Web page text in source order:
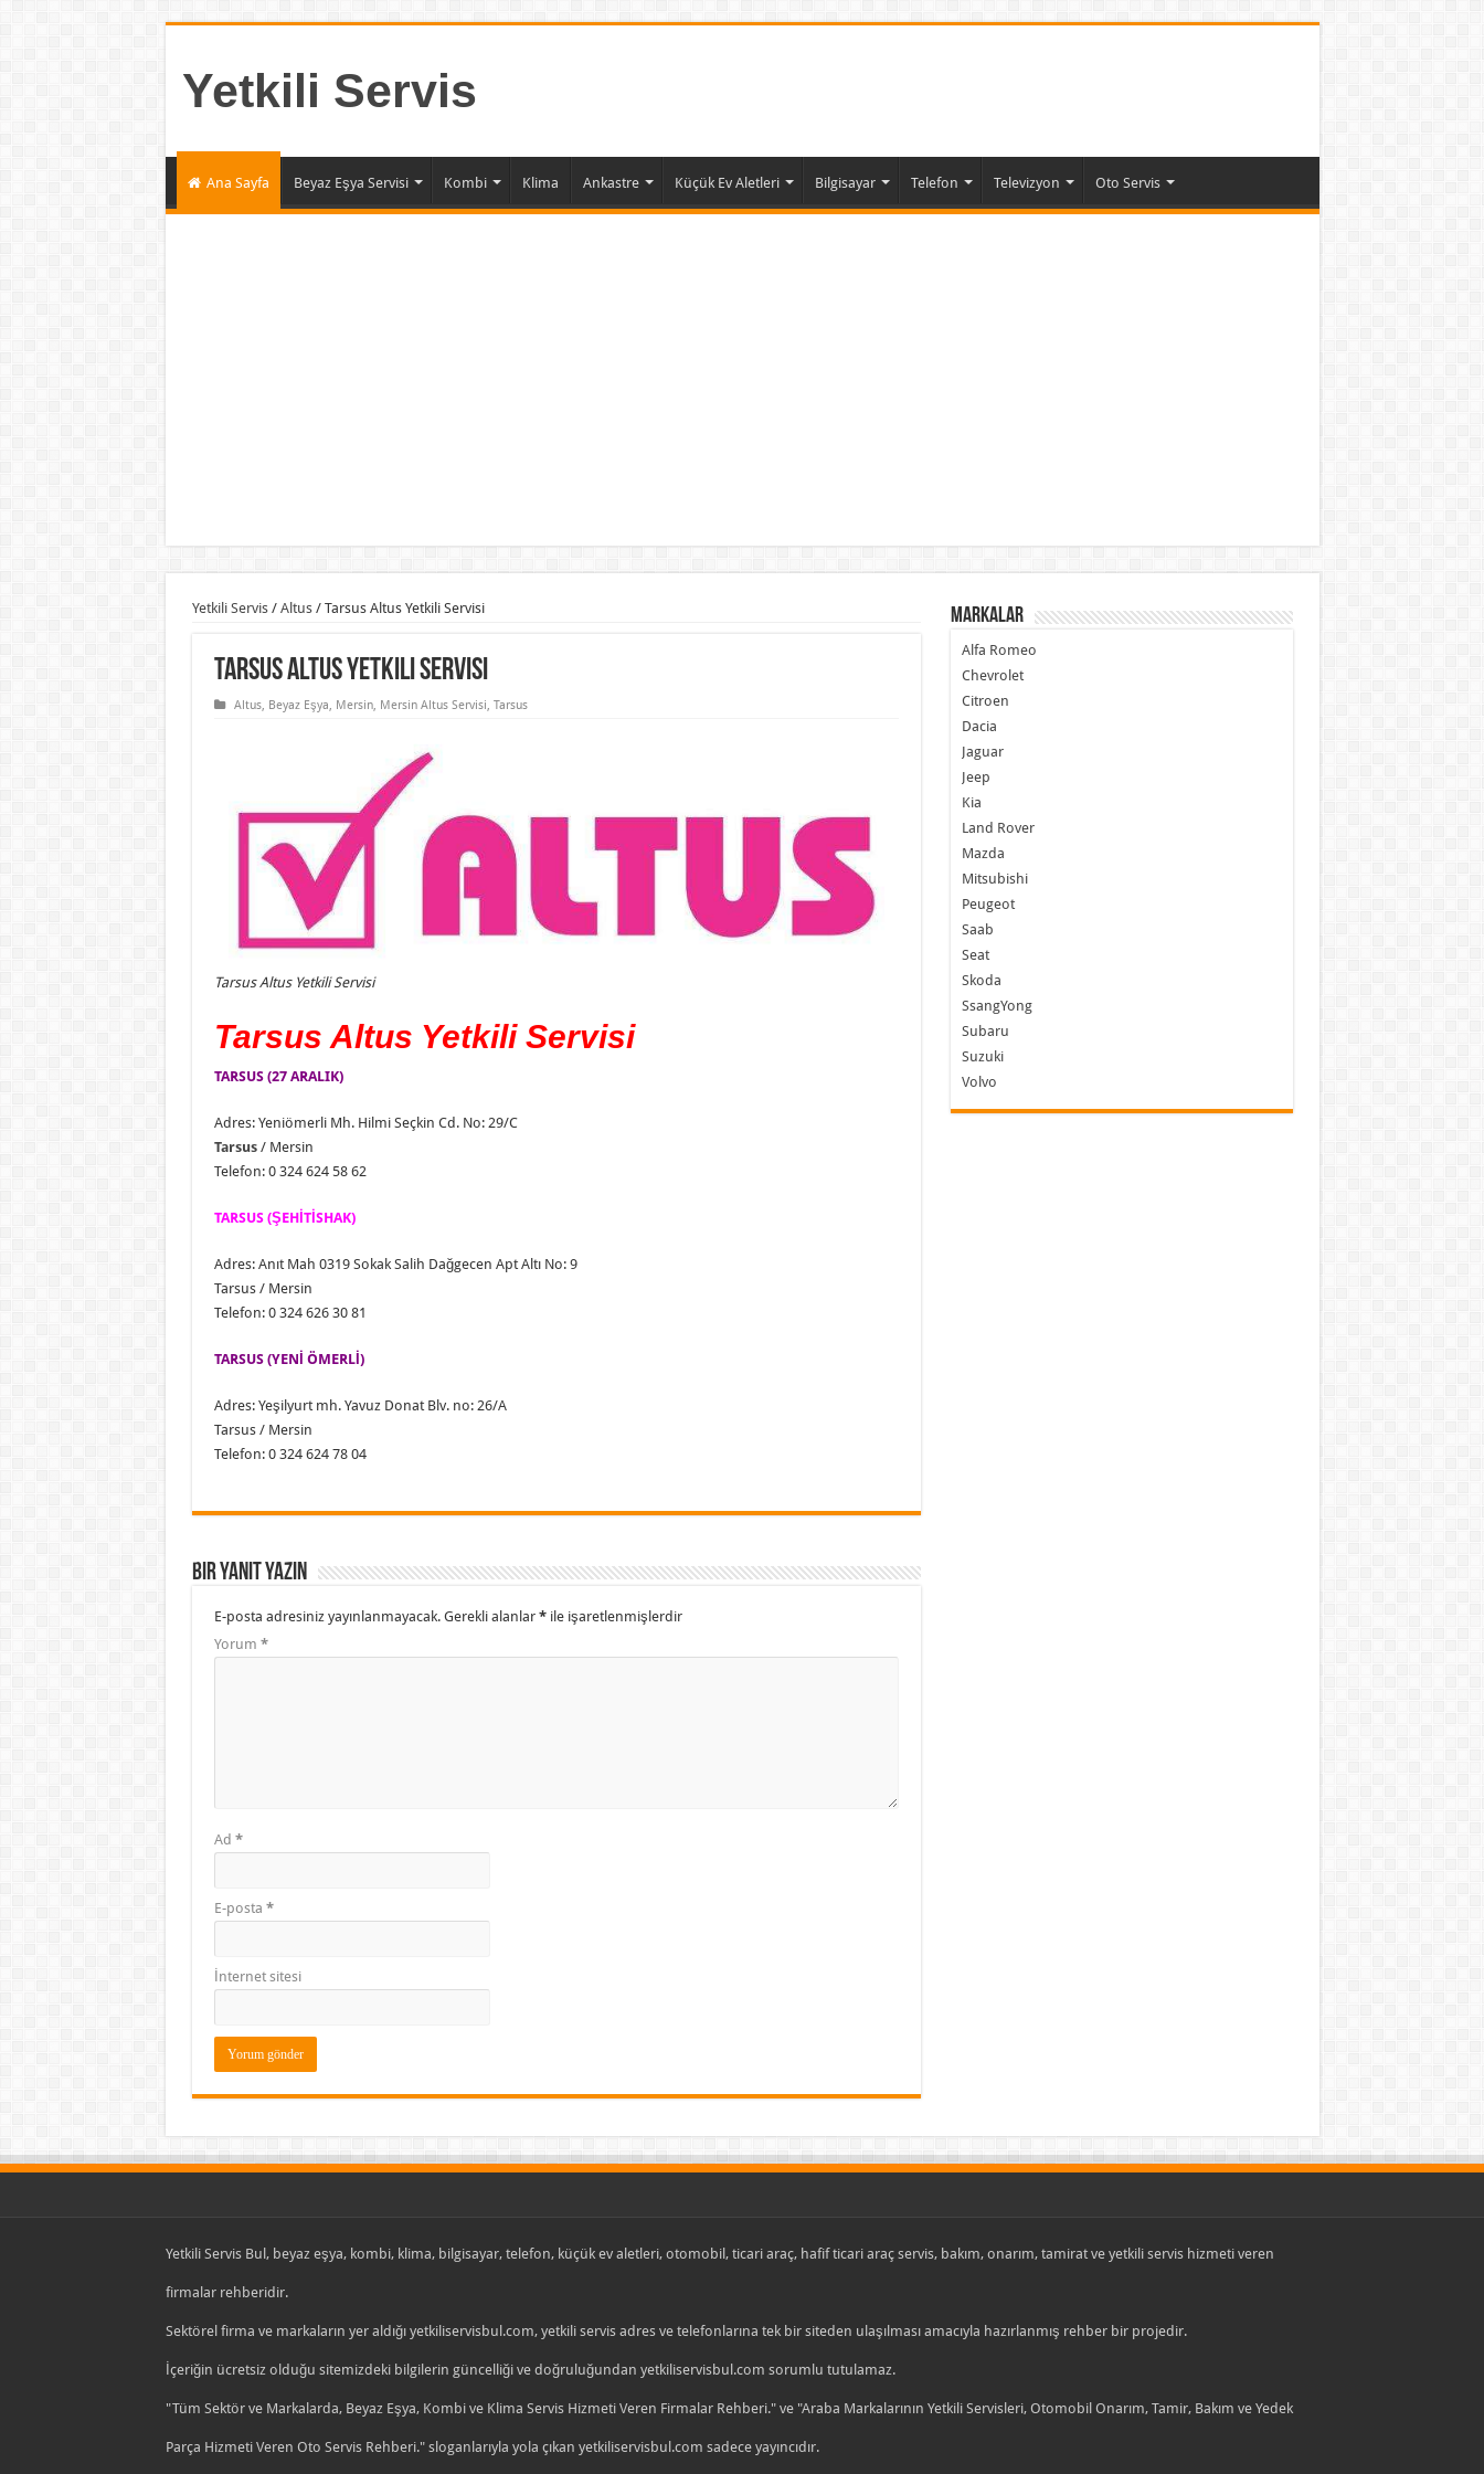
Yetkili Servis
Ana Sayfa Beyaz Eşya Servisi Kombi Klima Ankastre Küçük Ev Aletleri Bilgisayar Telefon Televizyon Oto Servis
Yetkili Servis / Altus / Tarsus Altus Yetkili Servisi
Tarsus Altus Yetkili Servisi
Altus, Beyaz Eşya, Mersin, Mersin Altus Servisi, Tarsus
Tarsus Altus Yetkili Servisi
Tarsus Altus Yetkili Servisi
TARSUS (27 ARALIK)
Adres: Yeniömerli Mh. Hilmi Seçkin Cd. No: 29/C
Tarsus/ Mersin
Telefon: 0 324 624 58 62
TARSUS (ŞEHİTİSHAK)
Adres: Anıt Mah 0319 Sokak Salih Dağgecen Apt Altı No: 9
Tarsus / Mersin
Telefon: 0 324 626 30 81
TARSUS (YENİ ÖMERLİ)
Adres: Yeşilyurt mh. Yavuz Donat Blv. no: 26/A
Tarsus / Mersin
Telefon: 0 324 624 78 04
Bir yanıt yazın
E-posta adresiniz yayınlanmayacak. Gerekli alanlar *ile işaretlenmişlerdir
Yorum *
Ad *
E-posta *
İnternet sitesi
Markalar
Alfa Romeo
Chevrolet
Citroen
Dacia
Jaguar
Jeep
Kia
Land Rover
Mazda
Mitsubishi
Peugeot
Saab
Seat
Skoda
SsangYong
Subaru
Suzuki
Volvo
Yetkili Servis Bul, beyaz eşya, kombi, klima, bilgisayar, telefon, küçük ev aletleri, otomobil, ticari araç, hafif ticari araç servis, bakım, onarım, tamirat ve yetkili servis hizmeti veren
firmalar rehberidir.
Sektörel firma ve markaların yer aldığı yetkiliservisbul.com, yetkili servis adres ve telefonlarına tek bir siteden ulaşılması amacıyla hazırlanmış rehber bir projedir.
İçeriğin ücretsiz olduğu sitemizdeki bilgilerin güncelliği ve doğruluğundan yetkiliservisbul.com sorumlu tutulamaz.
"Tüm Sektör ve Markalarda, Beyaz Eşya, Kombi ve Klima Servis Hizmeti Veren Firmalar Rehberi." ve "Araba Markalarının Yetkili Servisleri, Otomobil Onarım, Tamir, Bakım ve Yedek
Parça Hizmeti Veren Oto Servis Rehberi." sloganlarıyla yola çıkan yetkiliservisbul.com sadece yayıncıdır.